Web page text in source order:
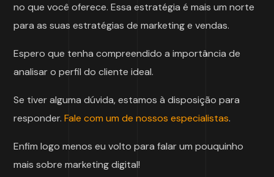
no que você oferece. Essa estratégia é mais um norte
para as suas estratégias de marketing e vendas.
Espero que tenha compreendido a importância de
analisar o perfil do cliente ideal.
Se tiver alguma dúvida, estamos à disposição para
responder.Fale com um de nossos especialistas.
Enfim logo menos eu volto para falar um pouquinho
mais sobre marketing digital!